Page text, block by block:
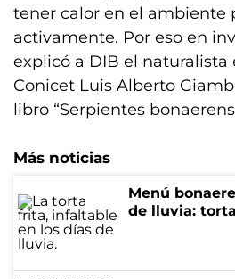
tener calor en el ambiente
activamente. Por eso en
explicó a DIB el naturalista
Conicet Luis Alberto
libro “Serpientes
Más noticias
Menú
de lluvia: